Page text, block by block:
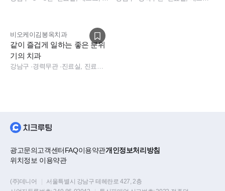
비오케이김봉옥치과
같이 즐겁게 일하는 좋은 분위
기의 치과
강남구 ·경력무관· 진료실, 진료실, 원내기공사
광고문의고객센터FAQ이용약관개인정보처리방침
위치정보 이용약관
(주)데니어
서울특별시 강남구 테헤란로 427, 2층